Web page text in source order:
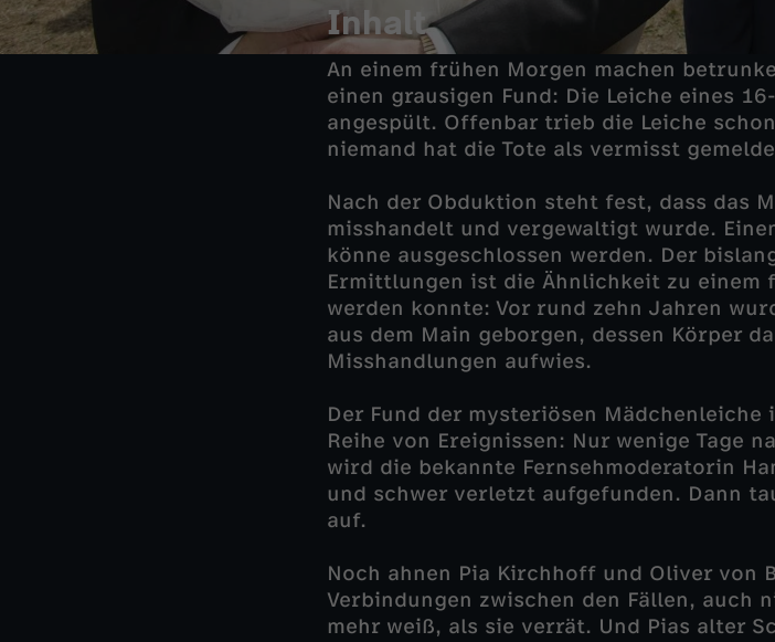
Inhalt
An einem frühen Morgen machen
einen grausigen Fund: Die Leiche eines
angespült. Offenbar trieb die Leiche
niemand hat die Tote als vermisst
Nach der Obduktion steht fest, dass das
misshandelt und vergewaltigt wurde.
könne ausgeschlossen werden. Der
Ermittlungen ist die Ähnlichkeit zu einem
werden konnte: Vor rund zehn Jahren
aus dem Main geborgen, dessen Körper
Misshandlungen aufwies.
Der Fund der mysteriösen
Reihe von Ereignissen: Nur wenige Tage
wird die bekannte Fernsehmoderatorin
und schwer verletzt aufgefunden. Dann
auf.
Noch ahnen Pia Kirchhoff und Oliver von
Verbindungen zwischen den Fällen, auch
mehr weiß, als sie verrät. Und Pias alter